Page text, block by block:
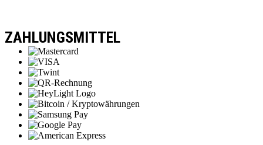
ZAHLUNGSMITTEL